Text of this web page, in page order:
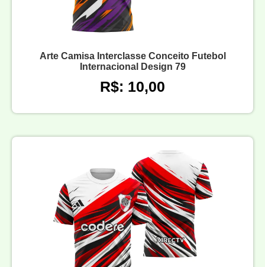
Arte Camisa Interclasse Conceito Futebol
Internacional Design 79
R$: 10,00